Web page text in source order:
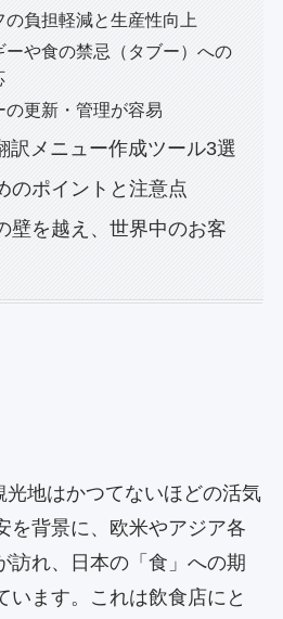
の負担軽減と生産性向上
ーや食の禁忌（タブー）への
の更新・管理が容易
訳メニュー作成ツール3選
のポイントと注意点
壁を越え、世界中のお客
光地はかつてないほどの活気
を背景に、欧米やアジア各
訪れ、日本の「食」への期
います。これは飲食店にと